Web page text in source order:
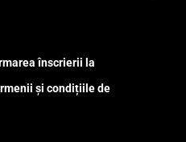
înscrierii la
și condițiile de